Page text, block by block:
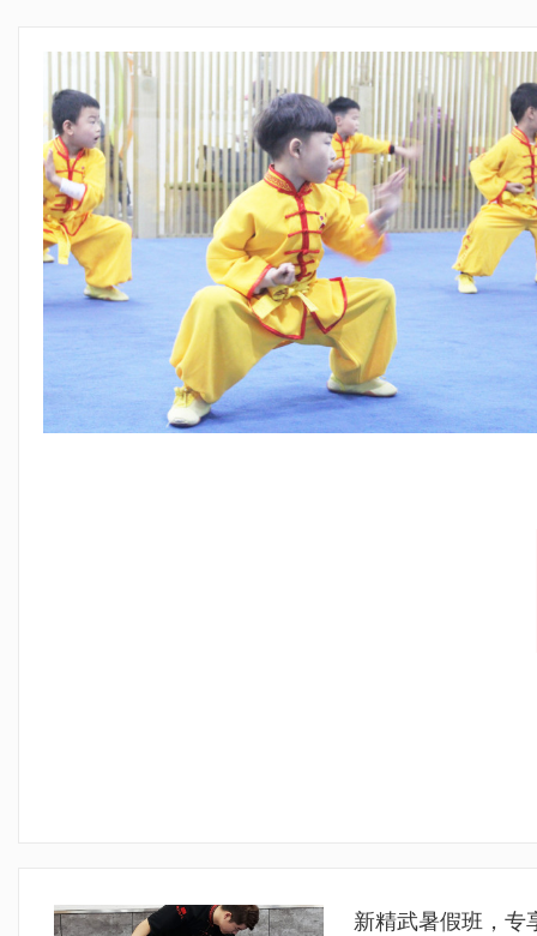
新精武暑假班，专